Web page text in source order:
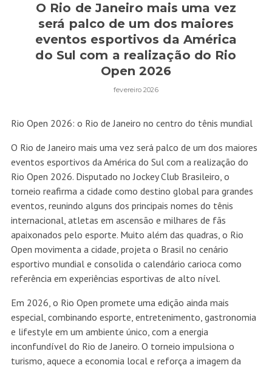
O Rio de Janeiro mais uma vez
será palco de um dos maiores
eventos esportivos da América
do Sul com a realização do Rio
Open 2026
fevereiro 2026
Rio Open 2026: o Rio de Janeiro no centro do tênis mundial
O Rio de Janeiro mais uma vez será palco de um dos maiores
eventos esportivos da América do Sul com a realização do
Rio Open 2026. Disputado no Jockey Club Brasileiro, o
torneio reafirma a cidade como destino global para grandes
eventos, reunindo alguns dos principais nomes do tênis
internacional, atletas em ascensão e milhares de fãs
apaixonados pelo esporte. Muito além das quadras, o Rio
Open movimenta a cidade, projeta o Brasil no cenário
esportivo mundial e consolida o calendário carioca como
referência em experiências esportivas de alto nível.
Em 2026, o Rio Open promete uma edição ainda mais
especial, combinando esporte, entretenimento, gastronomia
e lifestyle em um ambiente único, com a energia
inconfundível do Rio de Janeiro. O torneio impulsiona o
turismo, aquece a economia local e reforça a imagem da